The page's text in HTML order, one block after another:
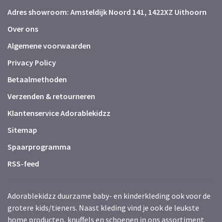
Adres showroom: Amsteldijk Noord 141, 1422XZ Uithoorn
Over ons
Algemene voorwaarden
Privacy Policy
Betaalmethoden
Verzenden & retourneren
Klantenservice Adorablekidzz
Sitemap
Spaarprogramma
RSS-feed
Adorablekidzz duurzame baby- en kinderkleding ook voor de
grotere kids/tieners. Naast kleding vind je ook de leukste
home producten, knuffels en schoenen in ons assortiment.